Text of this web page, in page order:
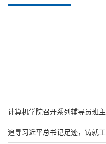
计算机学院召开系列辅导员班主
工作会议
追寻习近平总书记足迹，铸就工